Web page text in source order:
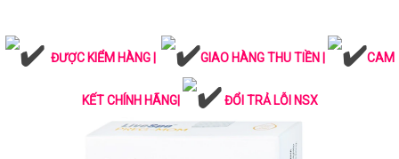
ĐƯỢC KIỂM HÀNG | GIAO HÀNG THU TIỀN | CAM
KẾT CHÍNH HÃNG| ĐỔI TRẢ LỖI NSX